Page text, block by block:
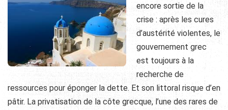
encore sortie de la
crise : après les cures
d’austérité violentes, le
gouvernement grec
est toujours à la
recherche de
ressources pour éponger la dette. Et son littoral risque d’en
pâtir. La privatisation de la côte grecque, l’une des rares de